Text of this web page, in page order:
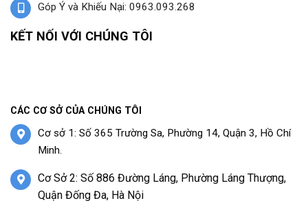
Góp Ý và Khiếu Nại: 0963.093.268
KẾT NỐI VỚI CHÚNG TÔI
CÁC CƠ SỞ CỦA CHÚNG TÔI
Cơ sở 1: Số 365 Trường Sa, Phường 14, Quận 3, Hồ Chí
Minh.
Cơ Sở 2: Số 886 Đường Láng, Phường Láng Thượng,
Quận Đống Đa, Hà Nội